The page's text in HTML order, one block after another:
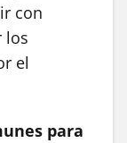
con
los
el
para